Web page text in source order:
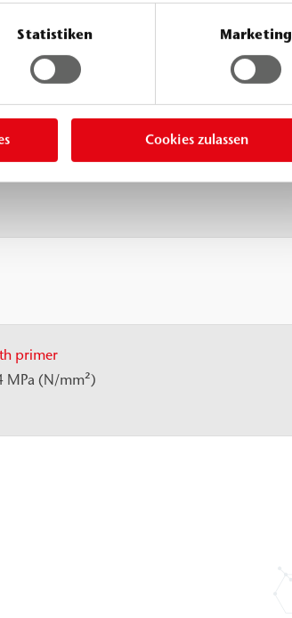
Statistiken Marketing
Cookies zulassen
primer
MPa (N/mm²)